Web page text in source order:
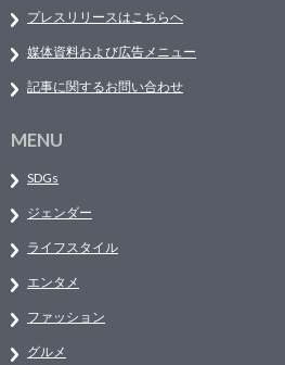
プレスリリースはこちらへ
媒体資料および広告メニュー
記事に関するお問い合わせ
MENU
SDGs
ジェンダー
ライフスタイル
エンタメ
ファッション
グルメ